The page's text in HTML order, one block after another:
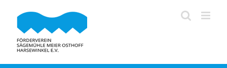
Inhalt
springen